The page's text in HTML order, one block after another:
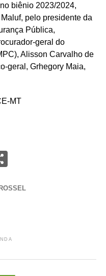
biênio 2023/2024,
pelo presidente da
Pública,
geral do
Alisson Carvalho de
geral, Grhegory Maia,
MT
Share